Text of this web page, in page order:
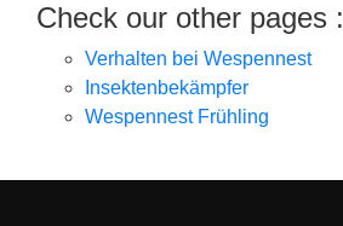
Check our other pages :
Verhalten bei Wespennest
Insektenbekämpfer
Wespennest Frühling